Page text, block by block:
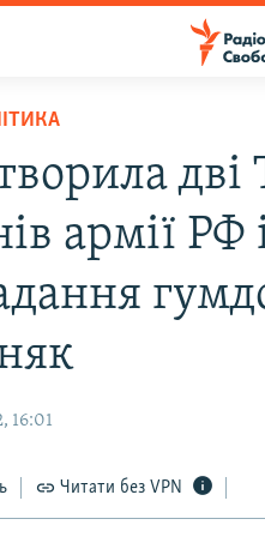
армії РФ
16:01
Читати без VPN